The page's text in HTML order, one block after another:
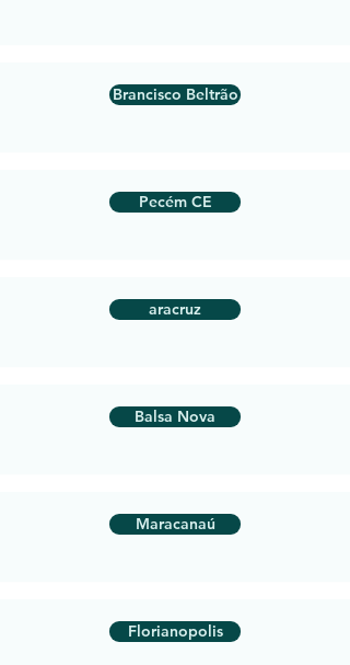
Brancisco Beltrão
Pecém CE
aracruz
Balsa Nova
Maracanaú
Florianopolis